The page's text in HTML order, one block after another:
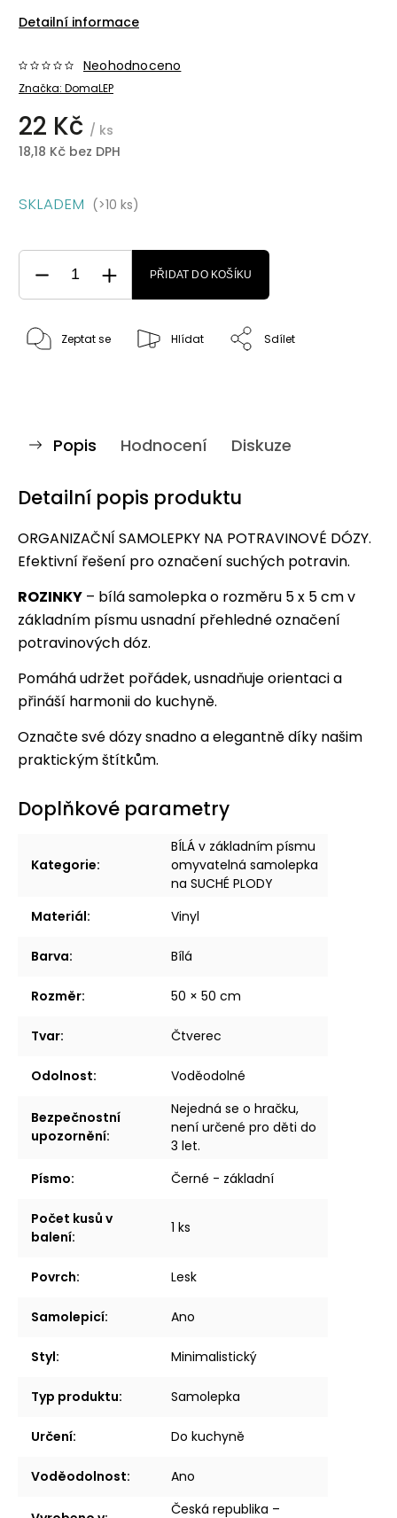
Detailní informace
Značka: DomaLEP
Neohodnoceno
22 Kč / ks
18,18 Kč bez DPH
SKLADEM (>10 ks)
PŘIDAT DO KOŠÍKU
Zeptat se Hlídat Sdílet
Popis Hodnocení Diskuze
Detailní popis produktu
ORGANIZAČNÍ SAMOLEPKY NA POTRAVINOVÉ DÓZY.
Efektivní řešení pro označení suchých potravin.
ROZINKY – bílá samolepka o rozměru 5 x 5 cm v
základním písmu usnadní přehledné označení
potravinových dóz.
Pomáhá udržet pořádek, usnadňuje orientaci a
přináší harmonii do kuchyně.
Označte své dózy snadno a elegantně díky našim
praktickým štítkům.
Doplňkové parametry
Kategorie:
BÍLÁ v základním písmu
omyvatelná samolepka
na SUCHÉ PLODY
Materiál: Vinyl
Barva: Bílá
Rozměr: 50 × 50 cm
Tvar: Čtverec
Odolnost: Voděodolné
Bezpečnostní
upozornění:
Nejedná se o hračku,
není určené pro děti do
3 let.
Písmo: Černé - základní
Počet kusů v
balení:
1 ks
Povrch: Lesk
Samolepicí: Ano
Styl: Minimalistický
Typ produktu: Samolepka
Určení: Do kuchyně
Voděodolnost: Ano
Česká republika –